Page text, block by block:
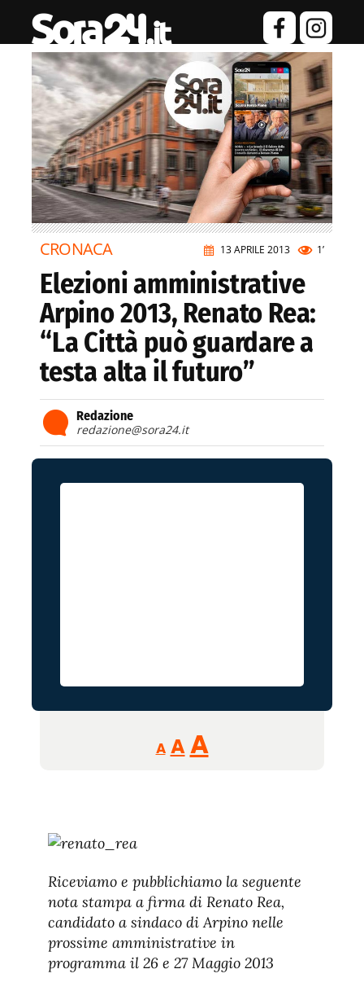
13 APRILE 2013 1’
CRONACA
Elezioni amministrative
Arpino 2013, Renato Rea:
“La Città può guardare a
testa alta il futuro”
Redazione
redazione@sora24.it
A
Reducir
tamaño
A Restablecer
AAumentar
Riceviamo e pubblichiamo la seguente
nota stampa a firma di Renato Rea,
candidato a sindaco di Arpino nelle
prossime amministrative in
programma il 26 e 27 Maggio 2013